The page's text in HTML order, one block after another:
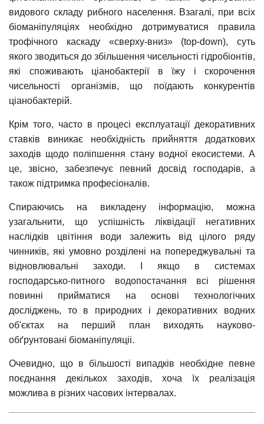
видового складу рибного населення. Взагалі, при всіх
біоманіпуляціях необхідно дотримуватися правила
трофічного каскаду «сверху-вниз» (top-down), суть
якого зводиться до збільшення чисельності гідробіонтів,
які споживають ціанобактерії в їжу і скорочення
чисельності організмів, що поїдають конкурентів
ціанобактерій.
Крім того, часто в процесі експлуатації декоративних
ставків виникає необхідність прийняття додаткових
заходів щодо поліпшення стану водної екосистеми. А
це, звісно, забезпечує певний досвід господарів, а
також підтримка професіоналів.
Спираючись на викладену інформацію, можна
узагальнити, що успішність ліквідації негативних
наслідків цвітіння води залежить від цілого ряду
чинників, які умовно розділені на попереджувальні та
відновлювальні заходи. І якщо в системах
господарсько-питного водопостачання всі рішення
повинні прийматися на основі технологічних
досліджень, то в природних і декоративних водних
об'єктах на перший план виходять науково-
обґрунтовані біоманіпуляціі.
Очевидно, що в більшості випадків необхідне певне
поєднання декількох заходів, хоча їх реалізація
можлива в різних часових інтервалах.